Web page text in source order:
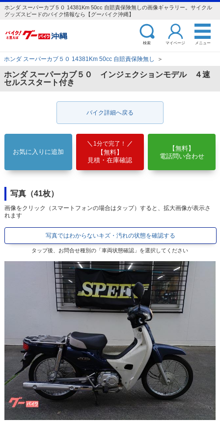
ホンダ スーパーカブ５０ 14381Km 50cc 自賠責保険無しの画像ギャラリー。サイクル
グッズスピードのバイク情報なら【グーバイク沖縄】
検索 マイページ メニュー
ホンダ スーパーカブ５０ 14381Km 50cc 自賠責保険無し ＞
ホンダ スーパーカブ５０ インジェクションモデル ４速
セルススタート付き
バイク詳細へ戻る
お気に入りに追加
1分で完了！
【無料】
見積・在庫確認
【無料】
電話問い合わせ
写真（41枚）
画像をクリック（スマートフォンの場合はタップ）すると、拡大画像が表示さ
れます
写真ではわからないキズ・汚れの状態を確認する
タップ後、お問合せ種別の「車両状態確認」を選択してください